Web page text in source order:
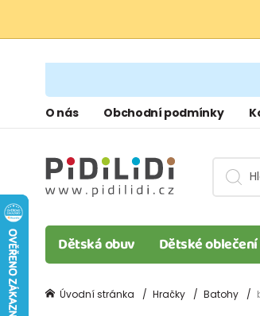
O nás Obchodní podmínky
Dětská obuv Dětské oblečení
Úvodní stránka Hračky Batohy